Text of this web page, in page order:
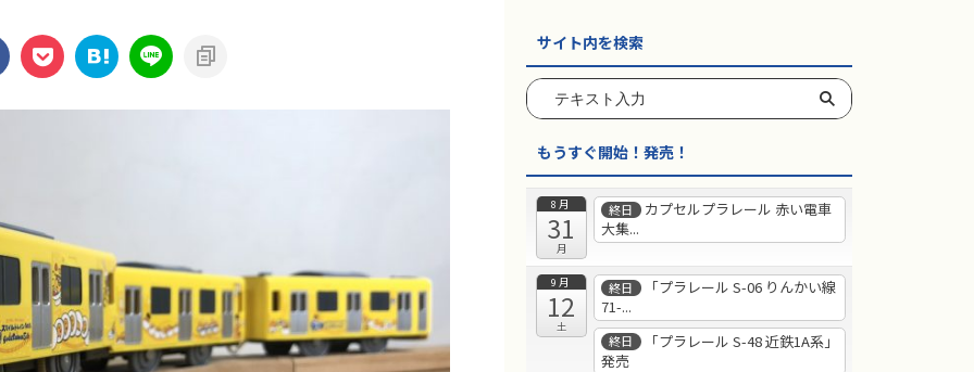
サイト内を検索
もうすぐ開始！発売！
8月
31
月
終日
カプセルプラレール 赤い電車
大集...
9月
12
土
終日
「プラレール S-06 りんかい線
71-...
終日
「プラレール S-48 近鉄1A系」
発売